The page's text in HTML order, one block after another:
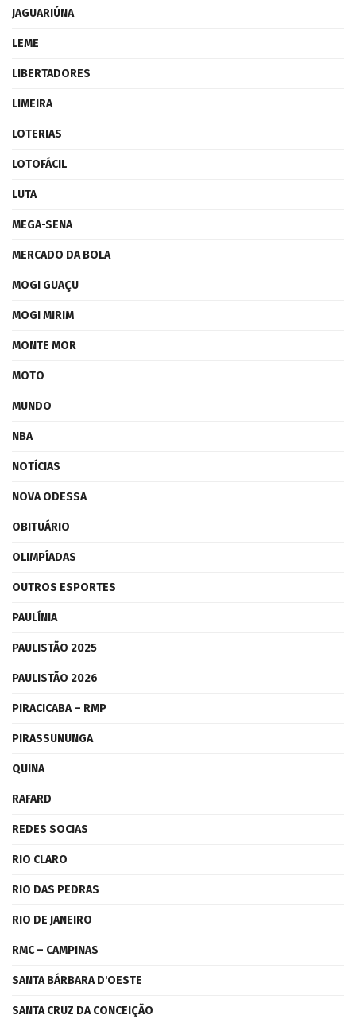
JAGUARIÚNA
LEME
LIBERTADORES
LIMEIRA
LOTERIAS
LOTOFÁCIL
LUTA
MEGA-SENA
MERCADO DA BOLA
MOGI GUAÇU
MOGI MIRIM
MONTE MOR
MOTO
MUNDO
NBA
NOTÍCIAS
NOVA ODESSA
OBITUÁRIO
OLIMPÍADAS
OUTROS ESPORTES
PAULÍNIA
PAULISTÃO 2025
PAULISTÃO 2026
PIRACICABA – RMP
PIRASSUNUNGA
QUINA
RAFARD
REDES SOCIAS
RIO CLARO
RIO DAS PEDRAS
RIO DE JANEIRO
RMC – CAMPINAS
SANTA BÁRBARA D'OESTE
SANTA CRUZ DA CONCEIÇÃO